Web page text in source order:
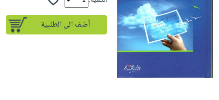
إختياراتنا
كتب
أكاديمية
صندوق
English
iKitab
بلا
أسئلة
يتكرر
طرحها
تحميل
على
المواضيع
الأكثر
تعليمية
والعناية
أضف الى الطلبية